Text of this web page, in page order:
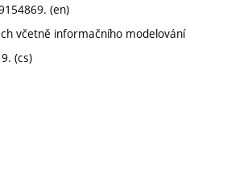
(en)
včetně informačního modelování
(cs)